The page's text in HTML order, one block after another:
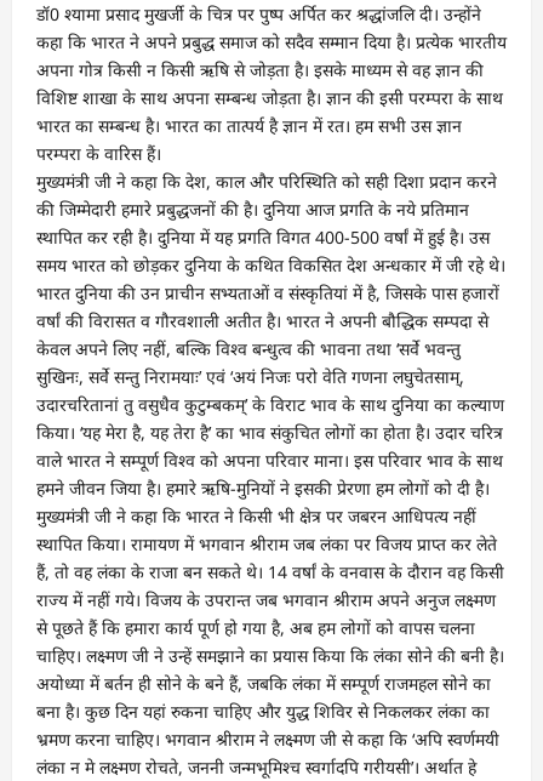
डॉ0 श्यामा प्रसाद मुखर्जी के चित्र पर पुष्प अर्पित कर श्रद्धांजलि दी। उन्होंने
कहा कि भारत ने अपने प्रबुद्ध समाज को सदैव सम्मान दिया है। प्रत्येक भारतीय
अपना गोत्र किसी न किसी ऋषि से जोड़ता है। इसके माध्यम से वह ज्ञान की
विशिष्ट शाखा के साथ अपना सम्बन्ध जोड़ता है। ज्ञान की इसी परम्परा के साथ
भारत का सम्बन्ध है। भारत का तात्पर्य है ज्ञान में रत। हम सभी उस ज्ञान
परम्परा के वारिस हैं।
मुख्यमंत्री जी ने कहा कि देश, काल और परिस्थिति को सही दिशा प्रदान करने
की जिम्मेदारी हमारे प्रबुद्धजनों की है। दुनिया आज प्रगति के नये प्रतिमान
स्थापित कर रही है। दुनिया में यह प्रगति विगत 400-500 वर्षां में हुई है। उस
समय भारत को छोड़कर दुनिया के कथित विकसित देश अन्धकार में जी रहे थे।
भारत दुनिया की उन प्राचीन सभ्यताओं व संस्कृतियां में है, जिसके पास हजारों
वर्षां की विरासत व गौरवशाली अतीत है। भारत ने अपनी बौद्धिक सम्पदा से
केवल अपने लिए नहीं, बल्कि विश्व बन्धुत्व की भावना तथा ‘सर्वे भवन्तु
सुखिनः, सर्वे सन्तु निरामयाः’ एवं ‘अयं निजः परो वेति गणना लघुचेतसाम्,
उदारचरितानां तु वसुधैव कुटुम्बकम्’ के विराट भाव के साथ दुनिया का कल्याण
किया। ‘यह मेरा है, यह तेरा है’ का भाव संकुचित लोगों का होता है। उदार चरित्र
वाले भारत ने सम्पूर्ण विश्व को अपना परिवार माना। इस परिवार भाव के साथ
हमने जीवन जिया है। हमारे ऋषि-मुनियों ने इसकी प्रेरणा हम लोगों को दी है।
मुख्यमंत्री जी ने कहा कि भारत ने किसी भी क्षेत्र पर जबरन आधिपत्य नहीं
स्थापित किया। रामायण में भगवान श्रीराम जब लंका पर विजय प्राप्त कर लेते
हैं, तो वह लंका के राजा बन सकते थे। 14 वर्षां के वनवास के दौरान वह किसी
राज्य में नहीं गये। विजय के उपरान्त जब भगवान श्रीराम अपने अनुज लक्ष्मण
से पूछते हैं कि हमारा कार्य पूर्ण हो गया है, अब हम लोगों को वापस चलना
चाहिए। लक्ष्मण जी ने उन्हें समझाने का प्रयास किया कि लंका सोने की बनी है।
अयोध्या में बर्तन ही सोने के बने हैं, जबकि लंका में सम्पूर्ण राजमहल सोने का
बना है। कुछ दिन यहां रुकना चाहिए और युद्ध शिविर से निकलकर लंका का
भ्रमण करना चाहिए। भगवान श्रीराम ने लक्ष्मण जी से कहा कि ‘अपि स्वर्णमयी
लंका न मे लक्ष्मण रोचते, जननी जन्मभूमिश्च स्वर्गादपि गरीयसी’। अर्थात हे